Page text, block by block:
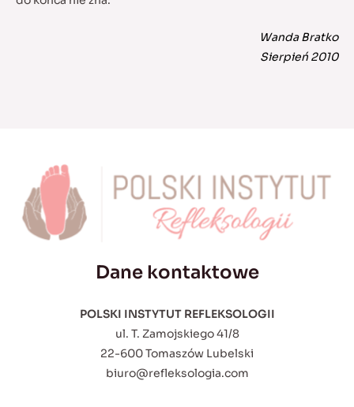
Wanda Bratko
Sierpień 2010
Dane kontaktowe
POLSKI INSTYTUT REFLEKSOLOGII
ul. T. Zamojskiego 41/8
22-600 Tomaszów Lubelski
biuro@refleksologia.com